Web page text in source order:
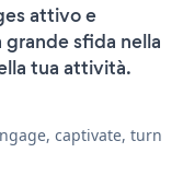
attivo e
sfida nella
tua attività.
captivate, turn